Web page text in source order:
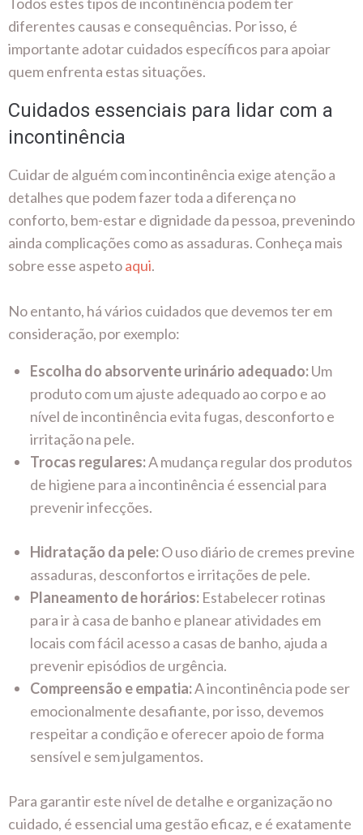
diferentes causas e consequências. Por isso, é
importante adotar cuidados específicos para apoiar
quem enfrenta estas situações.
Cuidados essenciais para lidar com a
incontinência
Cuidar de alguém com incontinência exige atenção a
detalhes que podem fazer toda a diferença no
conforto, bem-estar e dignidade da pessoa, prevenindo
ainda complicações como as assaduras. Conheça mais
sobre esse aspetoaqui.
No entanto, há vários cuidados que devemos ter em
consideração, por exemplo:
Escolha do absorvente urinário adequado:Um
produto com um ajuste adequado ao corpo e ao
nível de incontinência evita fugas, desconforto e
irritação na pele.
Trocas regulares:A mudança regular dos produtos
de higiene para a incontinência é essencial para
prevenir infecções.
Hidratação da pele:O uso diário de cremes previne
assaduras, desconfortos e irritações de pele.
Planeamento de horários: Estabelecer rotinas
para ir à casa de banho e planear atividades em
locais com fácil acesso a casas de banho, ajuda a
prevenir episódios de urgência.
Compreensão e empatia:A incontinência pode ser
emocionalmente desafiante, por isso, devemos
respeitar a condição e oferecer apoio de forma
sensível e sem julgamentos.
Para garantir este nível de detalhe e organização no
cuidado, é essencial uma gestão eficaz, e é exatamente